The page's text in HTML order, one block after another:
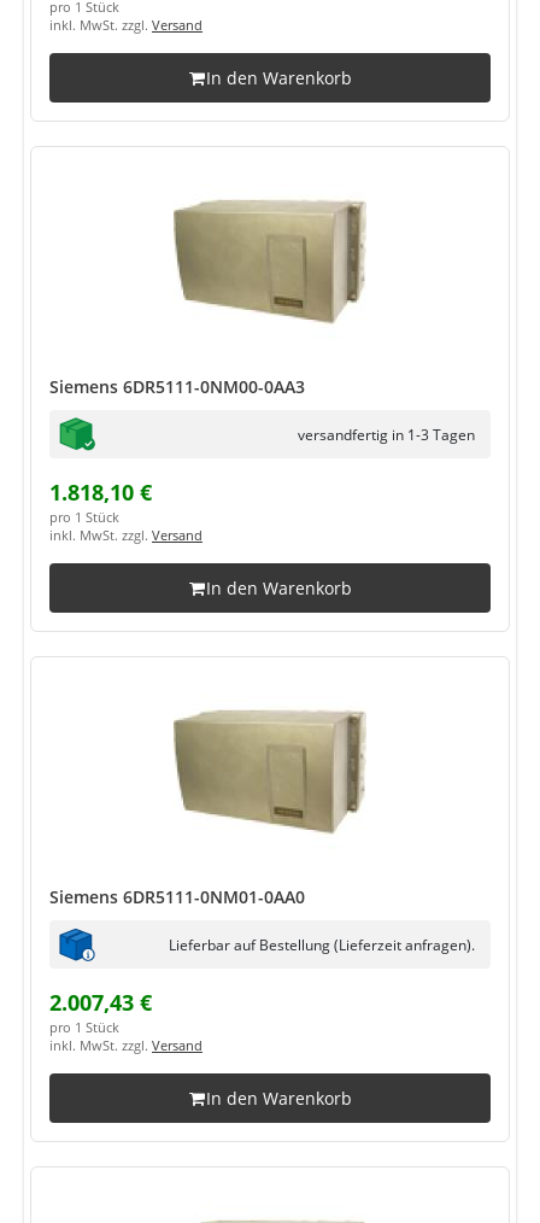
pro 1 Stück
inkl. MwSt. zzgl. Versand
In den Warenkorb
Siemens 6DR5111-0NM00-0AA3
versandfertig in 1-3 Tagen
1.818,10 €
pro 1 Stück
inkl. MwSt. zzgl. Versand
In den Warenkorb
Siemens 6DR5111-0NM01-0AA0
Lieferbar auf Bestellung (Lieferzeit anfragen).
2.007,43 €
pro 1 Stück
inkl. MwSt. zzgl. Versand
In den Warenkorb